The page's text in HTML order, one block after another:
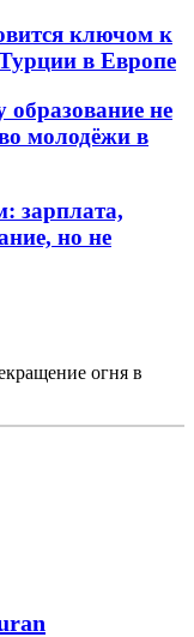
ключом к
в Европе
не
молодёжи в
зарплата,
но не
огня в